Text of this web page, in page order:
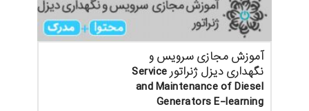
آموزش مجازی سرویس و
نگهداری دیزل ژنراتور Service
and Maintenance of Diesel
Generators E-learning